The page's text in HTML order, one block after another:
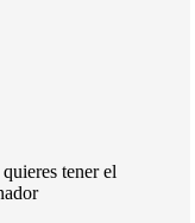
tener el